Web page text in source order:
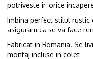
potriveste in orice
Imbina perfect stilul rustic
asiguram ca se va face
Fabricat in Romania. Se
montaj incluse in colet